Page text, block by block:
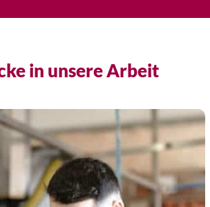
in unsere Arbeit